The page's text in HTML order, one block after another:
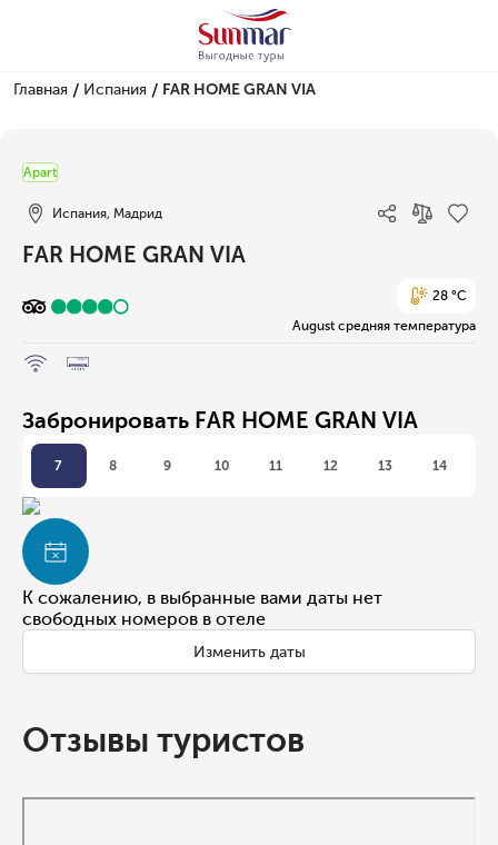
Главная / Испания / FAR HOME GRAN VIA
Apart
Испания, Мадрид
FAR HOME GRAN VIA
28 °C
August средняя температура
Забронировать FAR HOME GRAN VIA
7 8 9 10 11 12 13 14
К сожалению, в выбранные вами даты нет
свободных номеров в отеле
Изменить даты
Отзывы туристов